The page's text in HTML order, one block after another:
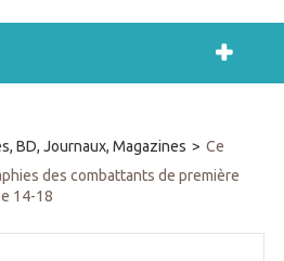
BD, Journaux, Magazines > Ce
des combattants de première
14-18